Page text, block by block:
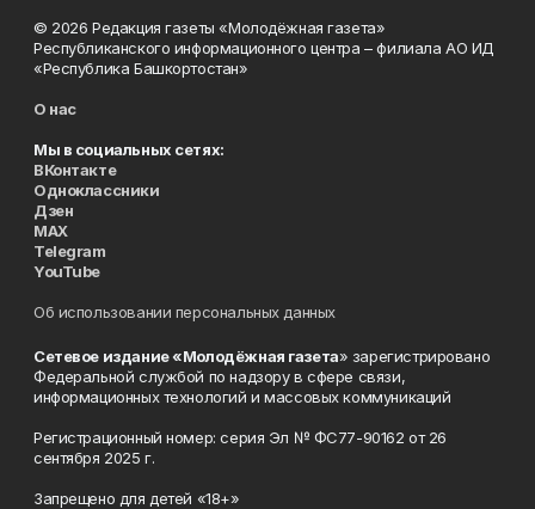
© 2026 Редакция газеты «Молодёжная газета»
Республиканского информационного центра – филиала АО ИД
«Республика Башкортостан»
О нас
Мы в социальных сетях:
ВКонтакте
Одноклассники
Дзен
MAX
Telegram
YouTube
Об использовании персональных данных
Сетевое издание «Молодёжная газета» зарегистрировано
Федеральной службой по надзору в сфере связи,
информационных технологий и массовых коммуникаций
Регистрационный номер: серия Эл № ФС77-90162 от 26
сентября 2025 г.
Запрещено для детей «18+»